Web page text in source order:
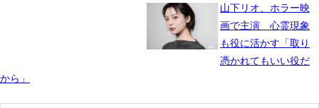
山下リオ、ホラー映
画で主演 心霊現象
も役に活かす「取り
憑かれてもいい役だ
から」